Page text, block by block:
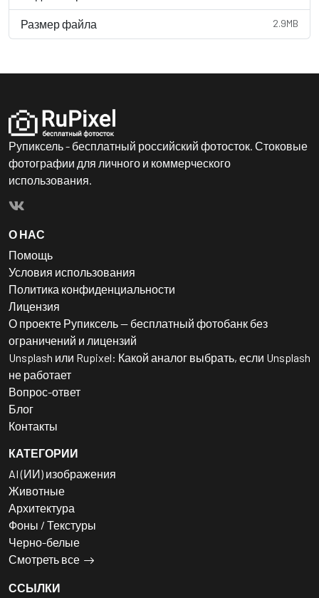
Размер файла 2.9MB
Рупиксель - бесплатный российский фотосток. Стоковые
фотографии для личного и коммерческого
использования.
О НАС
Помощь
Условия использования
Политика конфиденциальности
Лицензия
О проекте Рупиксель — бесплатный фотобанк без
ограничений и лицензий
Unsplash или Rupixel: Какой аналог выбрать, если Unsplash
не работает
Вопрос-ответ
Блог
Контакты
КАТЕГОРИИ
AI (ИИ) изображения
Животные
Архитектура
Фоны / Текстуры
Черно-белые
Смотреть все
ССЫЛКИ